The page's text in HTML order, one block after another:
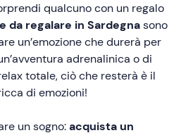
qualcuno con un regalo
da regalare in Sardegnasono
un’emozione che durerà per
adrenalinica o di
totale, ciò che resterà è il
di emozioni!
un sogno:acquista un